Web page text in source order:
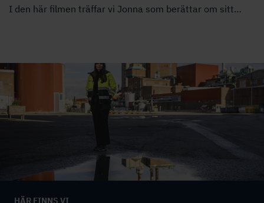
I den här filmen träffar vi Jonna som berättar om sitt…
HÄR FINNS VI